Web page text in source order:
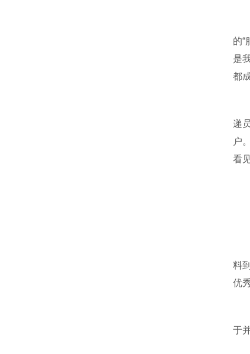
每
的“
是
都
尤
递
户
看
今
获
料
优
这
于